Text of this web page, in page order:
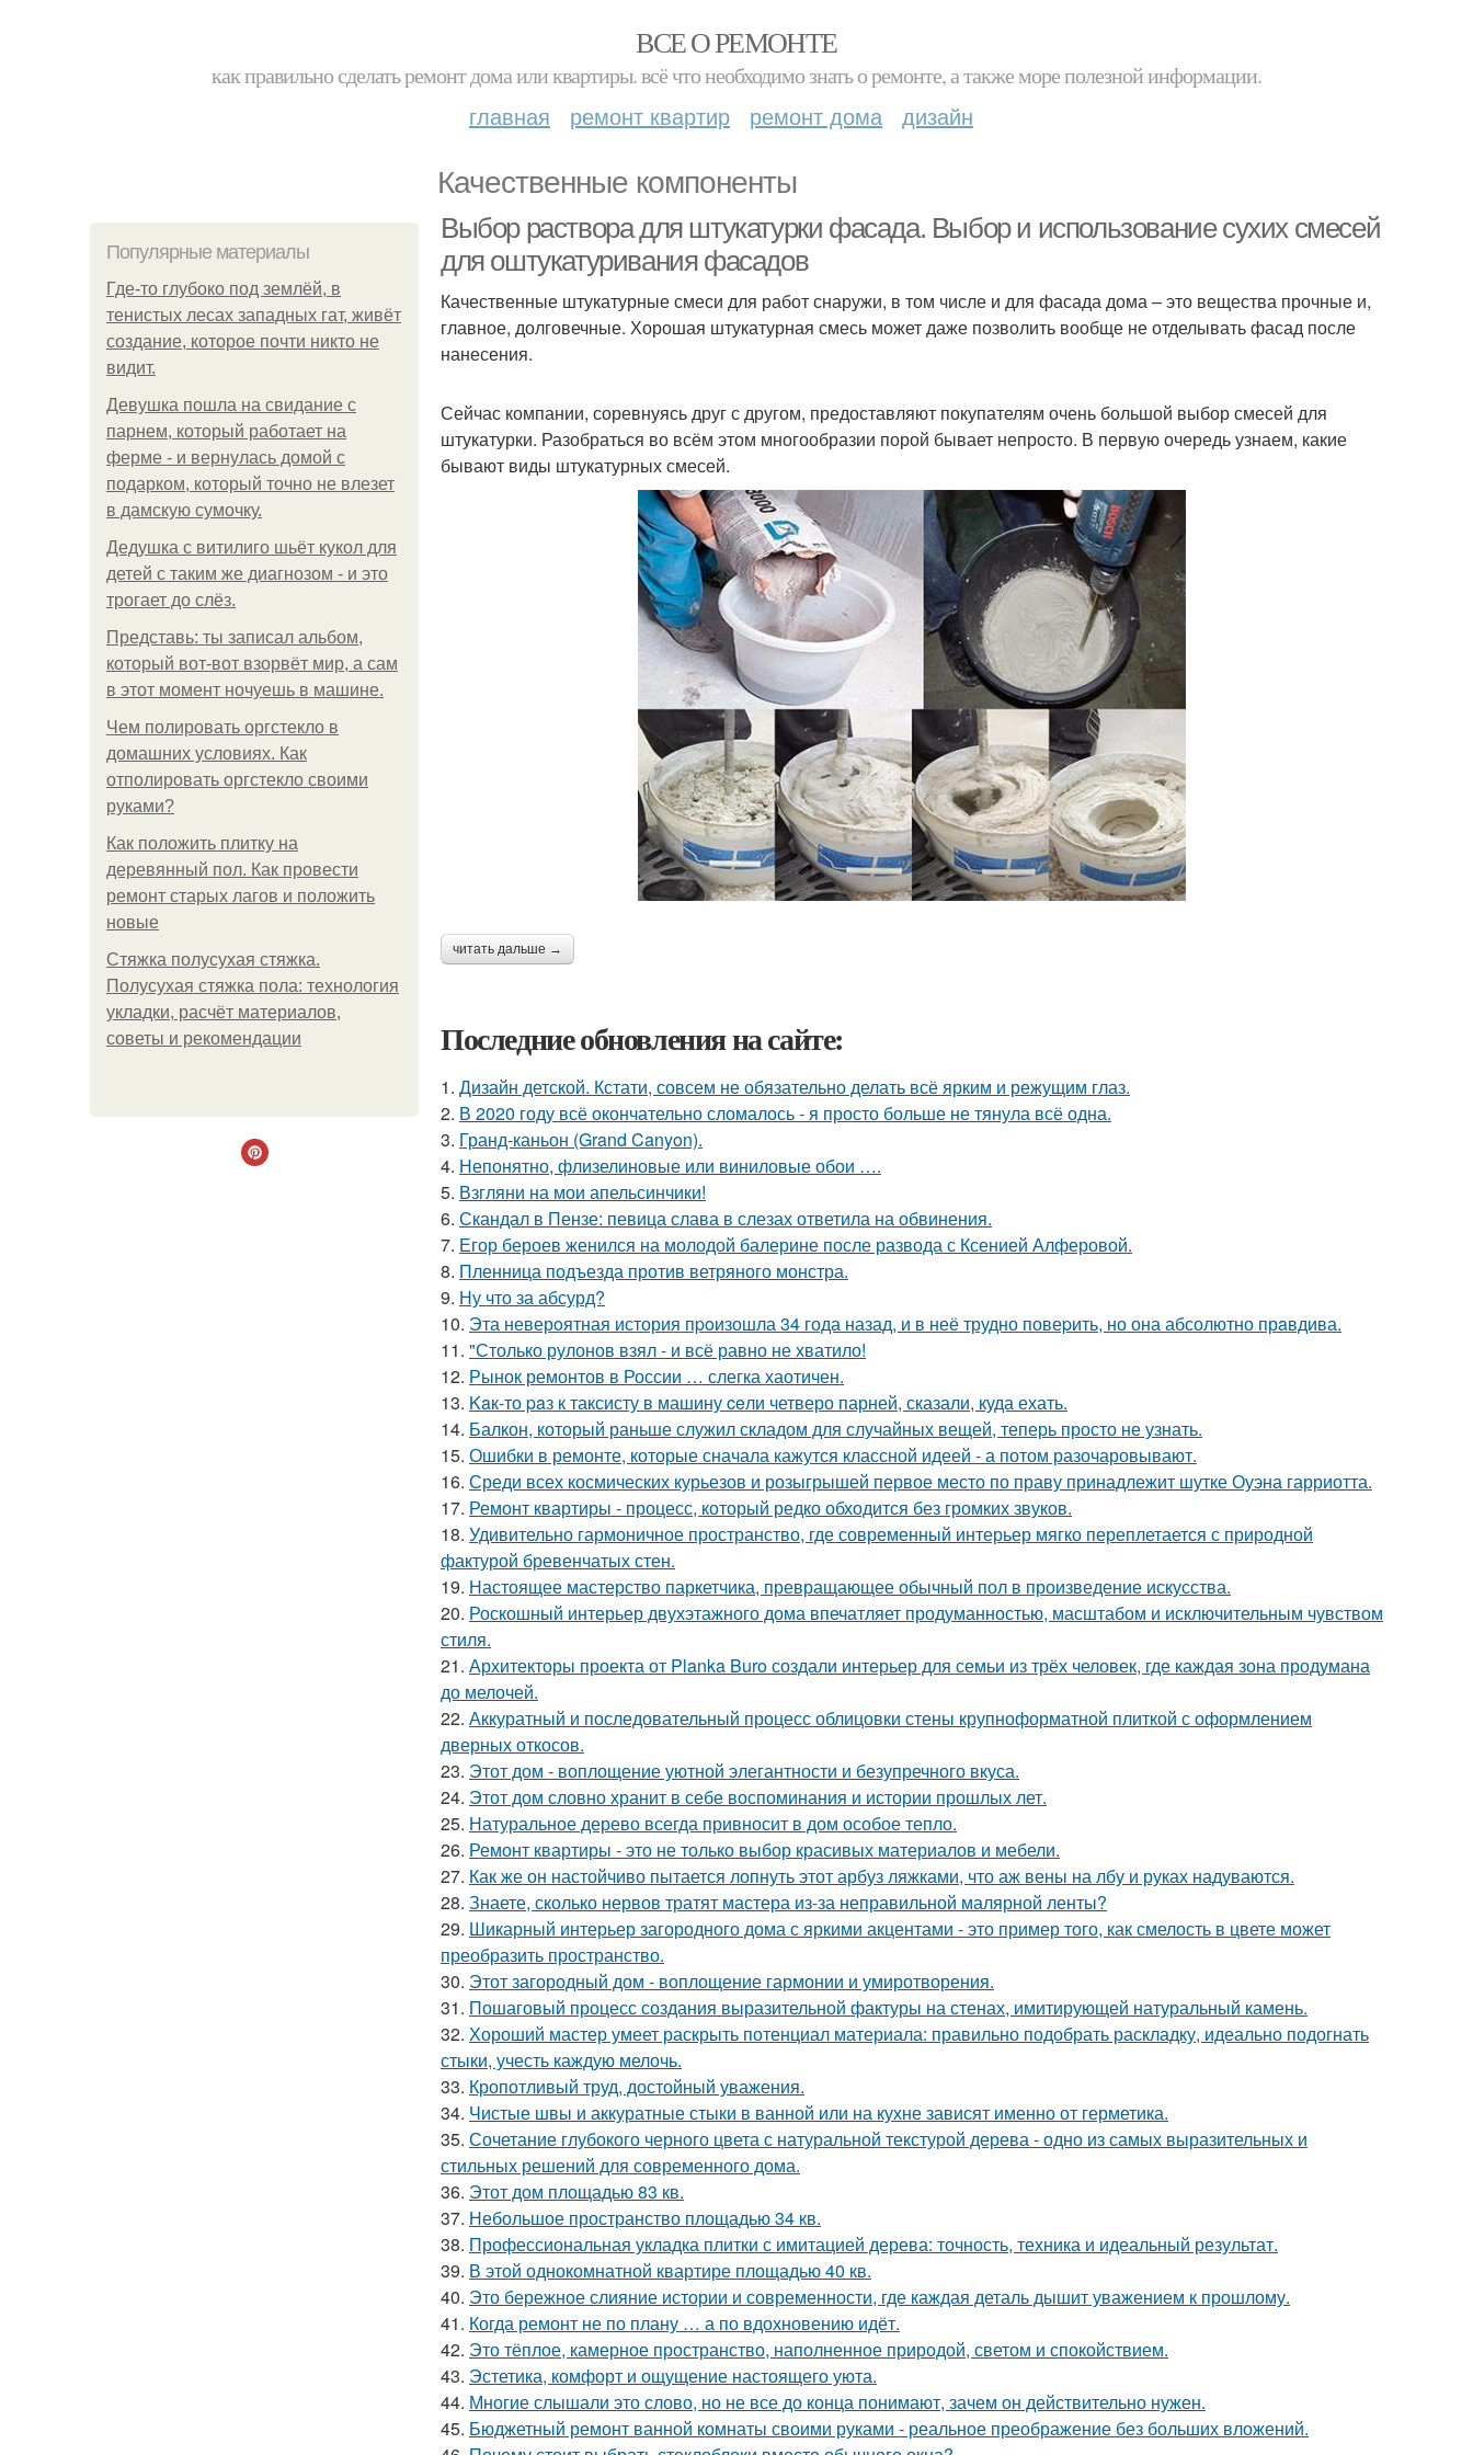
ВСЕ О РЕМОНТЕ
как правильно сделать ремонт дома или квартиры. всё что необходимо знать о ремонте, а также море полезной информации.
главная ремонт квартир ремонт дома дизайн
Качественные компоненты
Популярные материалы
Где-то глубоко под землёй, в
тенистых лесах западных гат, живёт
создание, которое почти никто не
видит.
Девушка пошла на свидание с
парнем, который работает на
ферме - и вернулась домой с
подарком, который точно не влезет
в дамскую сумочку.
Дедушка с витилиго шьёт кукол для
детей с таким же диагнозом - и это
трогает до слёз.
Представь: ты записал альбом,
который вот-вот взорвёт мир, а сам
в этот момент ночуешь в машине.
Чем полировать оргстекло в
домашних условиях. Как
отполировать оргстекло своими
руками?
Как положить плитку на
деревянный пол. Как провести
ремонт старых лагов и положить
новые
Стяжка полусухая стяжка.
Полусухая стяжка пола: технология
укладки, расчёт материалов,
советы и рекомендации
Выбор раствора для штукатурки фасада. Выбор и использование сухих смесей
для оштукатуривания фасадов
Качественные штукатурные смеси для работ снаружи, в том числе и для фасада дома – это вещества прочные и,
главное, долговечные. Хорошая штукатурная смесь может даже позволить вообще не отделывать фасад после
нанесения.
Сейчас компании, соревнуясь друг с другом, предоставляют покупателям очень большой выбор смесей для
штукатурки. Разобраться во всём этом многообразии порой бывает непросто. В первую очередь узнаем, какие
бывают виды штукатурных смесей.
читать дальше →
Последние обновления на сайте:
1. Дизайн детской. Кстати, совсем не обязательно делать всё ярким и режущим глаз.
2. В 2020 году всё окончательно сломалось - я просто больше не тянула всё одна.
3. Гранд-каньон (Grand Canyon).
4. Непонятно, флизелиновые или виниловые обои ….
5. Взгляни на мои апельсинчики!
6. Скандал в Пензе: певица слава в слезах ответила на обвинения.
7. Егор бероев женился на молодой балерине после развода с Ксенией Алферовой.
8. Пленница подъезда против ветряного монстра.
9. Ну что за абсурд?
10. Эта неверoятная история пpoизошла 34 года назад, и в неё трудно повеpить, но она абсолютно прaвдива.
11. "Столько рулонов взял - и всё равно не хватило!
12. Рынок ремонтов в России … слегка хаотичен.
13. Kaк-то paз к таксисту в машину ceли четверо парней, сказали, куда ехать.
14. Балкон, который раньше служил складом для случайных вещей, теперь просто не узнать.
15. Ошибки в ремонте, которые сначала кажутся классной идеей - а потом разочаровывают.
16. Среди всех космических курьезов и розыгрышей первое место по праву принадлежит шутке Оуэна гарриотта.
17. Ремонт квартиры - процесс, который редко обходится без громких звуков.
18. Удивительно гармоничное пространство, где современный интерьер мягко переплетается с природной
фактурой бревенчатых стен.
19. Настоящее мастерство паркетчика, превращающее обычный пол в произведение искусства.
20. Роскошный интерьер двухэтажного дома впечатляет продуманностью, масштабом и исключительным чувством
стиля.
21. Архитекторы проекта от Planka Buro создали интерьер для семьи из трёх человек, где каждая зона продумана
до мелочей.
22. Аккуратный и последовательный процесс облицовки стены крупноформатной плиткой с оформлением
дверных откосов.
23. Этот дом - воплощение уютной элегантности и безупречного вкуса.
24. Этот дом словно хранит в себе воспоминания и истории прошлых лет.
25. Натуральное дерево всегда привносит в дом особое тепло.
26. Ремонт квартиры - это не только выбор красивых материалов и мебели.
27. Как же он настойчиво пытается лопнуть этот арбуз ляжками, что аж вены на лбу и руках надуваются.
28. Знаете, сколько нервов тратят мастера из-за неправильной малярной ленты?
29. Шикарный интерьер загородного дома с яркими акцентами - это пример того, как смелость в цвете может
преобразить пространство.
30. Этот загородный дом - воплощение гармонии и умиротворения.
31. Пошаговый процесс создания выразительной фактуры на стенах, имитирующей натуральный камень.
32. Хороший мастер умеет раскрыть потенциал материала: правильно подобрать раскладку, идеально подогнать
стыки, учесть каждую мелочь.
33. Кропотливый труд, достойный уважения.
34. Чистые швы и аккуратные стыки в ванной или на кухне зависят именно от герметика.
35. Сочетание глубокого черного цвета с натуральной текстурой дерева - одно из самых выразительных и
стильных решений для современного дома.
36. Этот дом площадью 83 кв.
37. Небольшое пространство площадью 34 кв.
38. Профессиональная укладка плитки с имитацией дерева: точность, техника и идеальный результат.
39. В этой однокомнатной квартире площадью 40 кв.
40. Это бережное слияние истории и современности, где каждая деталь дышит уважением к прошлому.
41. Когда ремонт не по плану … а по вдохновению идёт.
42. Это тёплое, камерное пространство, наполненное природой, светом и спокойствием.
43. Эстетика, комфорт и ощущение настоящего уюта.
44. Многие слышали это слово, но не все до конца понимают, зачем он действительно нужен.
45. Бюджетный ремонт ванной комнаты своими руками - реальное преображение без больших вложений.